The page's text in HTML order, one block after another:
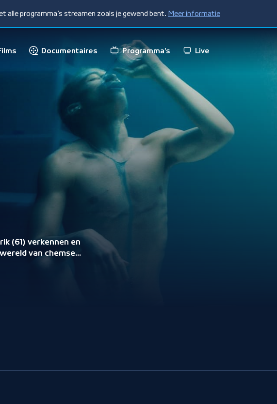
alle programma’s streamen zoals je gewend bent. Meer informatie
Documentaires Programma's Live
(61) verkennen en
van chemsex.
invloed van drugs